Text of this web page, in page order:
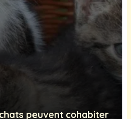
peuvent cohabiter